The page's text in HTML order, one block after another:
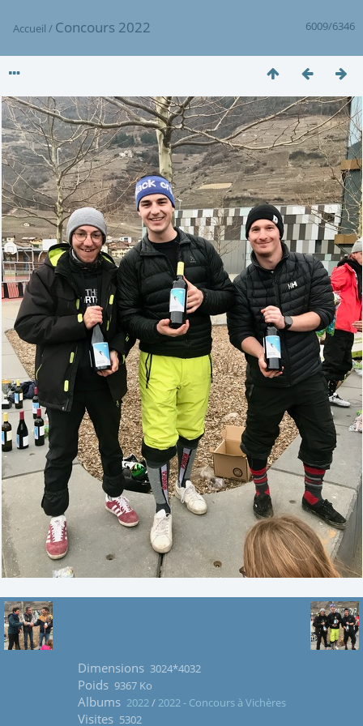
6009/6346
Accueil / Concours 2022
Dimensions 3024*4032
Poids 9367 Ko
Albums 2022/ 2022 - Concours à Vichères
Visites 5302